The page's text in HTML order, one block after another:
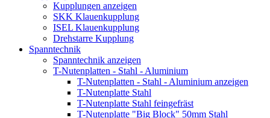
Kupplungen anzeigen
SKK Klauenkupplung
ISEL Klauenkupplung
Drehstarre Kupplung
Spanntechnik
Spanntechnik anzeigen
T-Nutenplatten - Stahl - Aluminium
T-Nutenplatten - Stahl - Aluminium anzeigen
T-Nutenplatte Stahl
T-Nutenplatte Stahl feingefräst
T-Nutenplatte "Big Block" 50mm Stahl